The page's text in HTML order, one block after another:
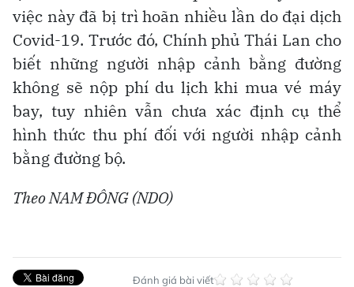
việc này đã bị trì hoãn nhiều lần do đại dịch
Covid-19. Trước đó, Chính phủ Thái Lan cho
biết những người nhập cảnh bằng đường
không sẽ nộp phí du lịch khi mua vé máy
bay, tuy nhiên vẫn chưa xác định cụ thể
hình thức thu phí đối với người nhập cảnh
bằng đường bộ.
Theo NAM ĐÔNG (NDO)
Đánh giá bài viết